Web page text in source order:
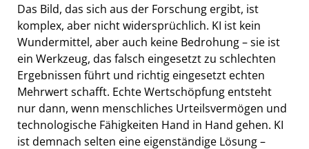
Das Bild, das sich aus der Forschung ergibt, ist
komplex, aber nicht widersprüchlich. KI ist kein
Wundermittel, aber auch keine Bedrohung – sie ist
ein Werkzeug, das falsch eingesetzt zu schlechten
Ergebnissen führt und richtig eingesetzt echten
Mehrwert schafft. Echte Wertschöpfung entsteht
nur dann, wenn menschliches Urteilsvermögen und
technologische Fähigkeiten Hand in Hand gehen. KI
ist demnach selten eine eigenständige Lösung –